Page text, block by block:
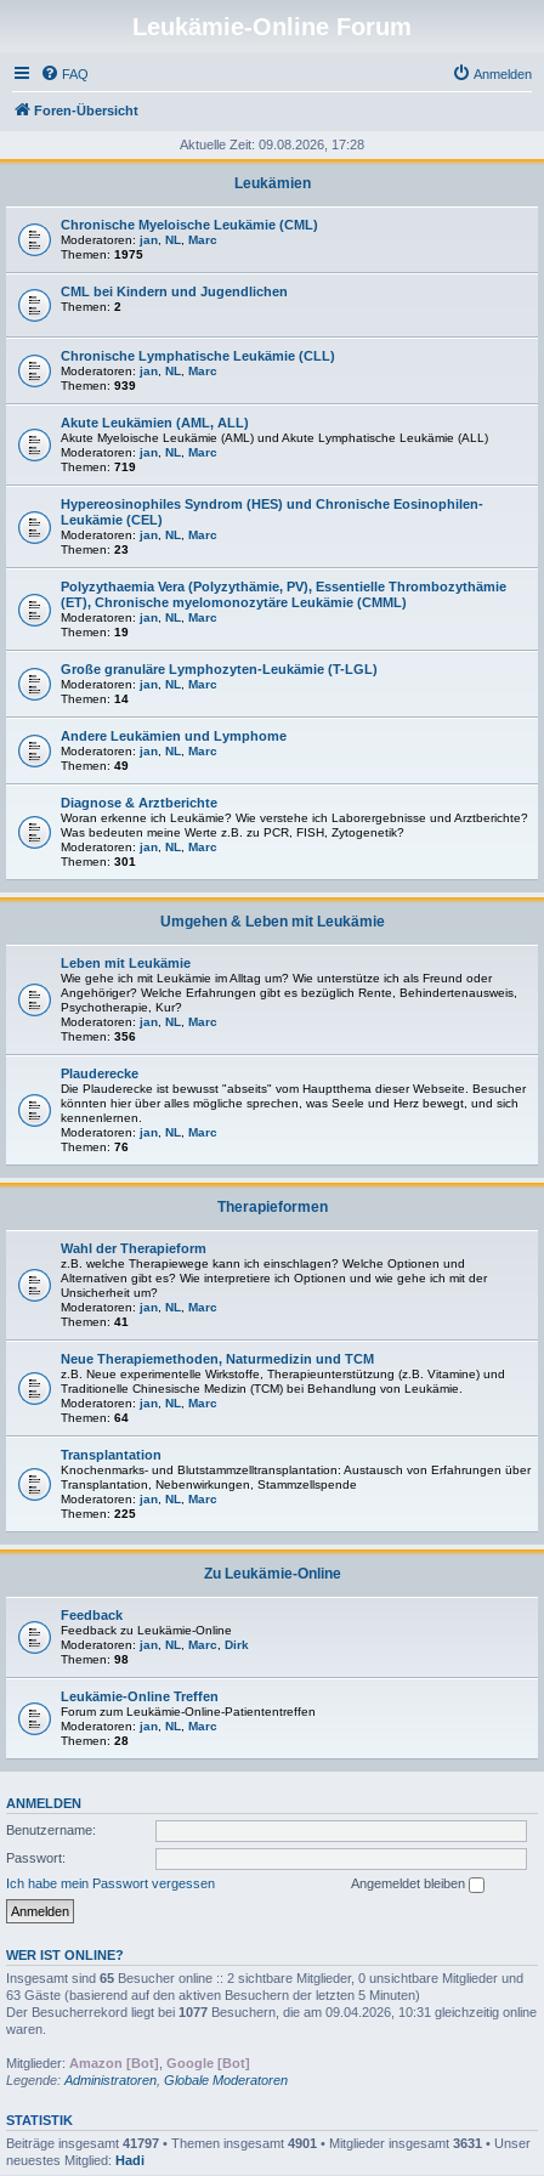
Leukämie-Online Forum
FAQ Anmelden
Foren-Übersicht
Aktuelle Zeit: 09.08.2026, 17:28
Leukämien
Chronische Myeloische Leukämie (CML)
Moderatoren: jan NL
Marc
Themen: 1975
CML bei Kindern und Jugendlichen
Themen: 2
Chronische Lymphatische Leukämie (CLL)
Moderatoren: jan NL
Marc
Themen: 939
Akute Leukämien (AML, ALL)
Akute Myeloische Leukämie (AML) und Akute Lymphatische Leukämie (ALL)
Moderatoren: jan NL
Marc
Themen: 719
Hypereosinophiles Syndrom (HES) und Chronische Eosinophilen-
Leukämie (CEL)
Moderatoren: jan NL
Marc
Themen: 23
Polyzythaemia Vera (Polyzythämie, PV), Essentielle Thrombozythämie
(ET), Chronische myelomonozytäre Leukämie (CMML)
Moderatoren: jan NL
Marc
Themen: 19
Große granuläre Lymphozyten-Leukämie (T-LGL)
Moderatoren: jan NL
Marc
Themen: 14
Andere Leukämien und Lymphome
Moderatoren: jan NL
Marc
Themen: 49
Diagnose & Arztberichte
Woran erkenne ich Leukämie? Wie verstehe ich Laborergebnisse und Arztberichte?
Was bedeuten meine Werte z.B. zu PCR, FISH, Zytogenetik?
Moderatoren: jan NL
Marc
Themen: 301
Umgehen & Leben mit Leukämie
Leben mit Leukämie
Wie gehe ich mit Leukämie im Alltag um? Wie unterstütze ich als Freund oder
Angehöriger? Welche Erfahrungen gibt es bezüglich Rente, Behindertenausweis,
Psychotherapie, Kur?
Moderatoren: jan NL
Marc
Themen: 356
Plauderecke
Die Plauderecke ist bewusst "abseits" vom Hauptthema dieser Webseite. Besucher
könnten hier über alles mögliche sprechen, was Seele und Herz bewegt, und sich
kennenlernen.
Moderatoren: jan NL
Marc
Themen: 76
Therapieformen
Wahl der Therapieform
z.B. welche Therapiewege kann ich einschlagen? Welche Optionen und
Alternativen gibt es? Wie interpretiere ich Optionen und wie gehe ich mit der
Unsicherheit um?
Moderatoren: jan NL
Marc
Themen: 41
Neue Therapiemethoden, Naturmedizin und TCM
z.B. Neue experimentelle Wirkstoffe, Therapieunterstützung (z.B. Vitamine) und
Traditionelle Chinesische Medizin (TCM) bei Behandlung von Leukämie.
Moderatoren: jan NL
Marc
Themen: 64
Transplantation
Knochenmarks- und Blutstammzelltransplantation: Austausch von Erfahrungen über
Transplantation, Nebenwirkungen, Stammzellspende
Moderatoren: jan NL
Marc
Themen: 225
Zu Leukämie-Online
Feedback
Feedback zu Leukämie-Online
Moderatoren: jan NL Marc
Dirk
Themen: 98
Leukämie-Online Treffen
Forum zum Leukämie-Online-Patiententreffen
Moderatoren: jan NL
Marc
Themen: 28
ANMELDEN
Benutzername:
Passwort:
Ich habe mein Passwort vergessen
Angemeldet bleiben
WER IST ONLINE?
Insgesamt sind 65 Besucher online :: 2 sichtbare Mitglieder, 0 unsichtbare Mitglieder und
63 Gäste (basierend auf den aktiven Besuchern der letzten 5 Minuten)
Der Besucherrekord liegt bei 1077 Besuchern, die am 09.04.2026, 10:31 gleichzeitig online
waren.
Mitglieder: Amazon [Bot] Google [Bot]
Legende: Administratoren Globale Moderatoren
STATISTIK
Beiträge insgesamt 41797 • Themen insgesamt 4901 • Mitglieder insgesamt 3631 • Unser
neuestes Mitglied: Hadi